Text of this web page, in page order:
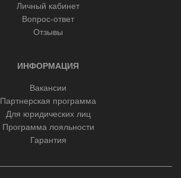
Личный кабинет
Вопрос-ответ
Отзывы
ИНФОРМАЦИЯ
Вакансии
Партнерская программа
Для юридических лиц
Программа лояльности
Гарантия